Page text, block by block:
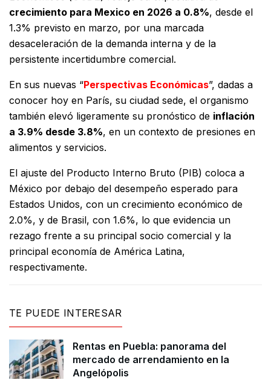
crecimiento para Mexico en 2026 a 0.8%, desde el
1.3% previsto en marzo, por una marcada
desaceleración de la demanda interna y de la
persistente incertidumbre comercial.
En sus nuevas “Perspectivas Económicas”, dadas a
conocer hoy en París, su ciudad sede, el organismo
también elevó ligeramente su pronóstico de inflación
a 3.9% desde 3.8%, en un contexto de presiones en
alimentos y servicios.
El ajuste del Producto Interno Bruto (PIB) coloca a
México por debajo del desempeño esperado para
Estados Unidos, con un crecimiento económico de
2.0%, y de Brasil, con 1.6%, lo que evidencia un
rezago frente a su principal socio comercial y la
principal economía de América Latina,
respectivamente.
TE PUEDE INTERESAR
Rentas en Puebla: panorama del
mercado de arrendamiento en la
Angelópolis